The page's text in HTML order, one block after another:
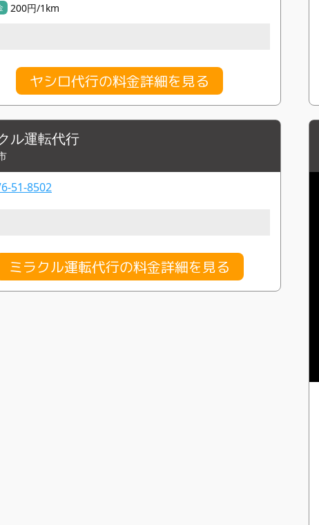
200円/1km
ヤシロ代行の料金詳細を見る
ル運転代行
51-8502
ミラクル運転代行の料金詳細を見る